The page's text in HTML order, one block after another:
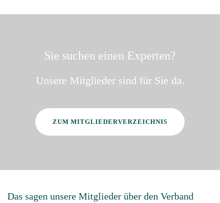
Sie suchen einen Experten?
Unsere Mitglieder sind für Sie da.
ZUM MITGLIEDERVERZEICHNIS
Das sagen unsere Mitglieder über den Verband